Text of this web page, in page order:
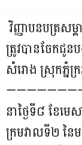
វិញ្ញាបនបត្រស
ត្រូវ​បាន​ចែកជូន
សំរោង​ ស្រុកភ្នំក្
នាថ្ងៃ​ទី​៨ ខែ​មេ
ក្រមវាលទី២​ នៃ